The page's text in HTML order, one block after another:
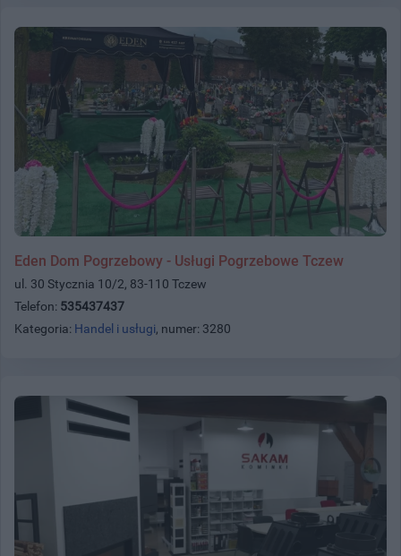
Eden Dom Pogrzebowy - Usługi Pogrzebowe Tczew
ul. 30 Stycznia 10/2, 83-110 Tczew
Telefon: 535437437
Kategoria: Handel i usługi, numer: 3280